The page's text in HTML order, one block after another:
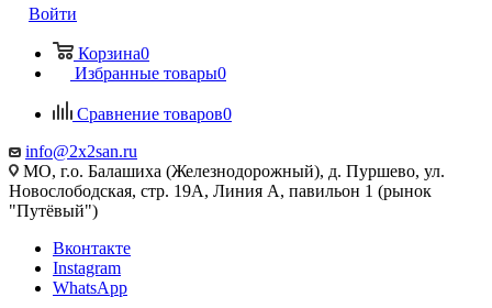
Войти
Корзина0
Избранные товары0
Сравнение товаров0
info@2x2san.ru
МО, г.о. Балашиха (Железнодорожный), д. Пуршево, ул.
Новослободская, стр. 19А, Линия А, павильон 1 (рынок
"Путёвый")
Вконтакте
Instagram
WhatsApp